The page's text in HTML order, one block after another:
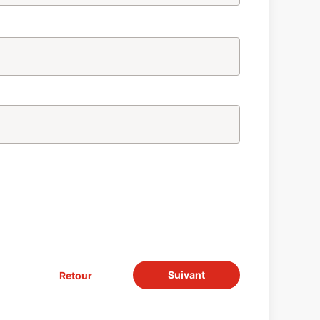
Retour Suivant